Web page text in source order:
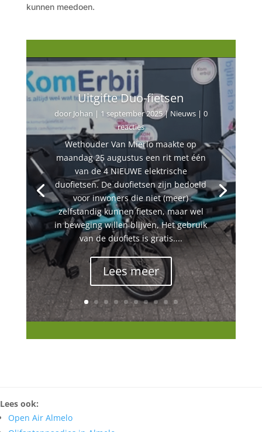
kunnen meedoen.
Uitgifte Duo-fietsen
door Johan | 1 september 2025| Nieuws| 0
reacties
Wethouder Van Mierlo maakte op
maandag 25 augustus een rit met één
van de 4 NIEUWE elektrische
duofietsen. De duofietsen zijn bedoeld
voor inwoners die niet (meer)
zelfstandig kunnen fietsen, maar wel
in beweging willen blijven, Het gebruik
van de duofiets is gratis....
Lees meer
Lees ook:
Open Air Almelo